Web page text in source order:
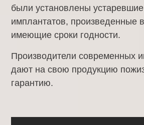
были установлены
имплантатов, произведенные
имеющие сроки годности.
Производители современных
дают на свою продукцию
гарантию.